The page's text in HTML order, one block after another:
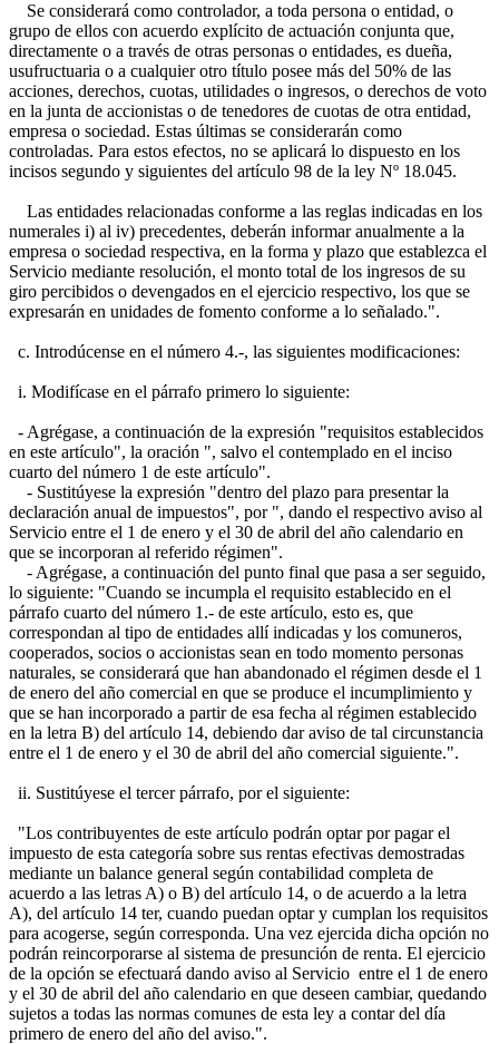
Se considerará como controlador, a toda persona o entidad, o
grupo de ellos con acuerdo explícito de actuación conjunta que,
directamente o a través de otras personas o entidades, es dueña,
usufructuaria o a cualquier otro título posee más del 50% de las
acciones, derechos, cuotas, utilidades o ingresos, o derechos de voto
en la junta de accionistas o de tenedores de cuotas de otra entidad,
empresa o sociedad. Estas últimas se considerarán como
controladas. Para estos efectos, no se aplicará lo dispuesto en los
incisos segundo y siguientes del artículo 98 de la ley Nº 18.045.
Las entidades relacionadas conforme a las reglas indicadas en los
numerales i) al iv) precedentes, deberán informar anualmente a la
empresa o sociedad respectiva, en la forma y plazo que establezca el
Servicio mediante resolución, el monto total de los ingresos de su
giro percibidos o devengados en el ejercicio respectivo, los que se
expresarán en unidades de fomento conforme a lo señalado.".
c. Introdúcense en el número 4.-, las siguientes modificaciones:
i. Modifícase en el párrafo primero lo siguiente:
- Agrégase, a continuación de la expresión "requisitos establecidos
en este artículo", la oración ", salvo el contemplado en el inciso
cuarto del número 1 de este artículo".
- Sustitúyese la expresión "dentro del plazo para presentar la
declaración anual de impuestos", por ", dando el respectivo aviso al
Servicio entre el 1 de enero y el 30 de abril del año calendario en
que se incorporan al referido régimen".
- Agrégase, a continuación del punto final que pasa a ser seguido,
lo siguiente: "Cuando se incumpla el requisito establecido en el
párrafo cuarto del número 1.- de este artículo, esto es, que
correspondan al tipo de entidades allí indicadas y los comuneros,
cooperados, socios o accionistas sean en todo momento personas
naturales, se considerará que han abandonado el régimen desde el 1
de enero del año comercial en que se produce el incumplimiento y
que se han incorporado a partir de esa fecha al régimen establecido
en la letra B) del artículo 14, debiendo dar aviso de tal circunstancia
entre el 1 de enero y el 30 de abril del año comercial siguiente.".
ii. Sustitúyese el tercer párrafo, por el siguiente:
"Los contribuyentes de este artículo podrán optar por pagar el
impuesto de esta categoría sobre sus rentas efectivas demostradas
mediante un balance general según contabilidad completa de
acuerdo a las letras A) o B) del artículo 14, o de acuerdo a la letra
A), del artículo 14 ter, cuando puedan optar y cumplan los requisitos
para acogerse, según corresponda. Una vez ejercida dicha opción no
podrán reincorporarse al sistema de presunción de renta. El ejercicio
de la opción se efectuará dando aviso al Servicio entre el 1 de enero
y el 30 de abril del año calendario en que deseen cambiar, quedando
sujetos a todas las normas comunes de esta ley a contar del día
primero de enero del año del aviso.".